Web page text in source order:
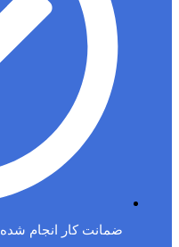
ضمانت کار انجام شده